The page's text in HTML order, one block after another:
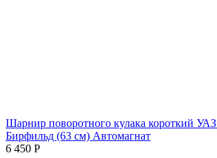
Шарнир поворотного кулака короткий
Бирфильд (63 см) Автомагнат
6 450 Р